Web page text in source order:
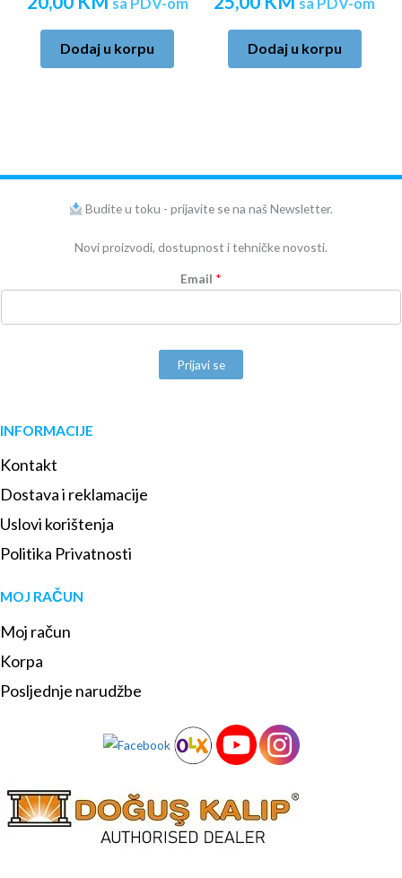
Dodaj u korpu Dodaj u korpu
Budite u toku - prijavite se na naš Newsletter.
Novi proizvodi, dostupnost i tehničke novosti.
Email *
Prijavi se
INFORMACIJE
Kontakt
Dostava i reklamacije
Uslovi korištenja
Politika Privatnosti
MOJ RAČUN
Moj račun
Korpa
Posljednje narudžbe